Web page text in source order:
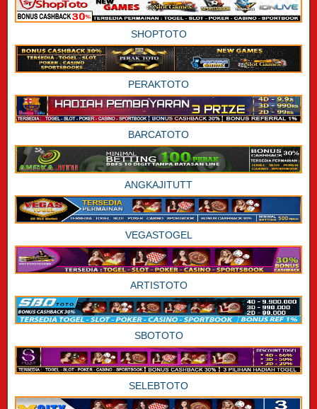
SHOPTOTO
PERAKTOTO
BARCATOTO
ANGKAJITUTT
VEGASTOGEL
ARTISTOTO
SBOTOTO
SELEBTOTO